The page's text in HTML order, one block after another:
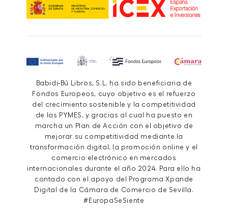
Babidi-Bú Libros, S.L. ha sido beneficiaria de
Fondos Europeos, cuyo objetivo es el refuerzo
del crecimiento sostenible y la competitividad
de las PYMES, y gracias al cual ha puesto en
marcha un Plan de Acción con el objetivo de
mejorar su competitividad mediante la
transformación digital, la promoción online y el
comercio electrónico en mercados
internacionales durante el año 2024. Para ello ha
contado con el apoyo del Programa Xpande
Digital de la Cámara de Comercio de Sevilla.
#EuropaSeSiente